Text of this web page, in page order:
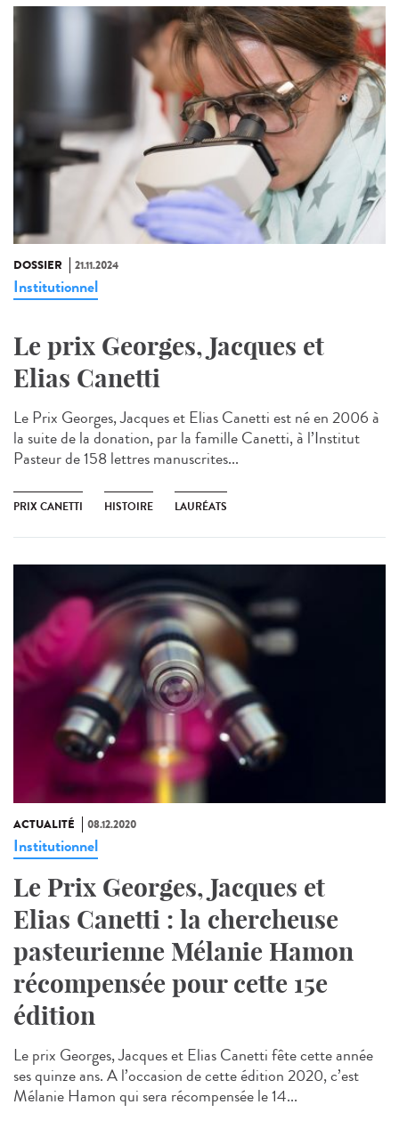
DOSSIER 21.11.2024
Institutionnel
Le prix Georges, Jacques et
Elias Canetti
Le Prix Georges, Jacques et Elias Canetti est né en 2006 à
la suite de la donation, par la famille Canetti, à l’Institut
Pasteur de 158 lettres manuscrites...
PRIX CANETTI HISTOIRE LAURÉATS
ACTUALITÉ 08.12.2020
Institutionnel
Le Prix Georges, Jacques et
Elias Canetti : la chercheuse
pasteurienne Mélanie Hamon
récompensée pour cette 15e
édition
Le prix Georges, Jacques et Elias Canetti fête cette année
ses quinze ans. A l’occasion de cette édition 2020, c’est
Mélanie Hamon qui sera récompensée le 14...